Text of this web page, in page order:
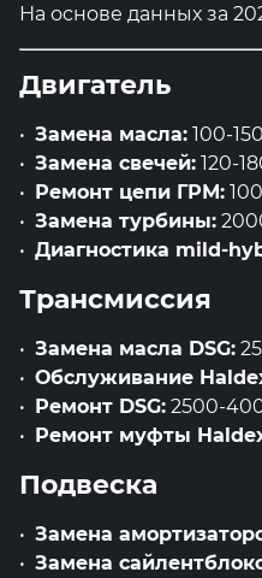
На основе данных за
Двигатель
Замена масла:100-
Замена свечей:120-
Ремонт цепи ГРМ:
Замена турбины:
Диагностика mild-
Трансмиссия
Замена масла DSG:
Обслуживание
Ремонт DSG:2500-
Ремонт муфты
Подвеска
Замена
Замена